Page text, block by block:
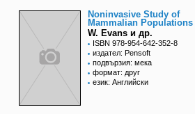
Noninvasive Study of
Mammalian Populations
W. Evans и др.
ISBN 978-954-642-352-8
издател: Pensoft
подвързия: мека
формат: друг
език: Английски